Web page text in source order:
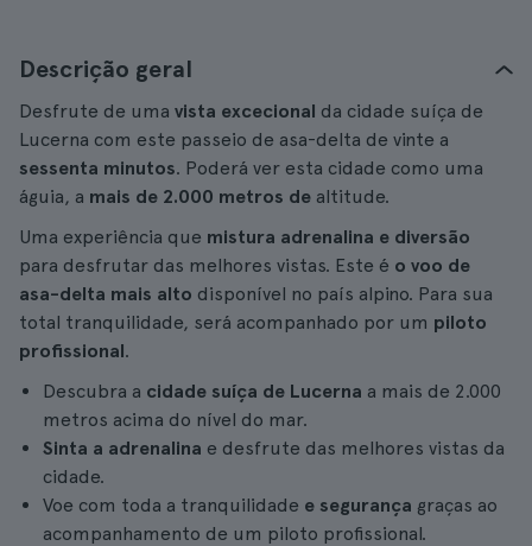
Descrição geral
Desfrute de uma vista excecional da cidade suíça de
Lucerna com este passeio de asa-delta de vinte a
sessenta minutos. Poderá ver esta cidade como uma
águia, a mais de 2.000 metros de altitude.
Uma experiência que mistura adrenalina e diversão
para desfrutar das melhores vistas. Este é o voo de
asa-delta mais alto disponível no país alpino. Para sua
total tranquilidade, será acompanhado por um piloto
profissional.
Descubra a cidade suíça de Lucerna a mais de 2.000
metros acima do nível do mar.
Sinta a adrenalina e desfrute das melhores vistas da
cidade.
Voe com toda a tranquilidade e segurança graças ao
acompanhamento de um piloto profissional.